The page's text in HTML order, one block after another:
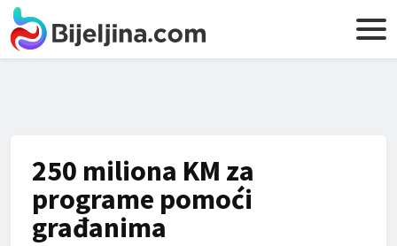
250 miliona KM za
programe pomoći
građanima